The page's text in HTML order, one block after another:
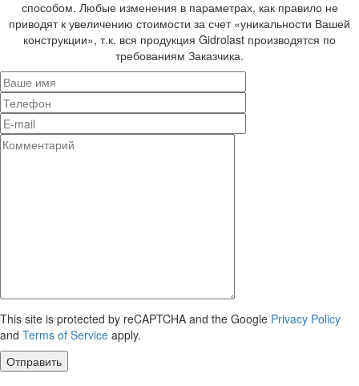
способом. Любые изменения в параметрах, как правило не
приводят к увеличению стоимости за счет «уникальности Вашей
конструкции», т.к. вся продукция Gidrolast производятся по
требованиям Заказчика.
This site is protected by reCAPTCHA and the Google Privacy Policy
and Terms of Service apply.